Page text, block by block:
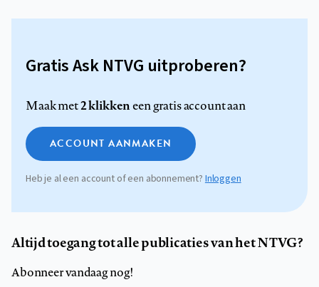
Gratis Ask NTVG uitproberen?
Maak met2 klikkeneen gratis account aan
ACCOUNT AANMAKEN
Heb je al een account of een abonnement?Inloggen
Altijd toegang tot alle publicaties van het NTVG?
Abonneer vandaag nog!